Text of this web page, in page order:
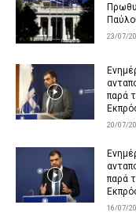
23/07/
παρά
20/07/
παρά
16/07/